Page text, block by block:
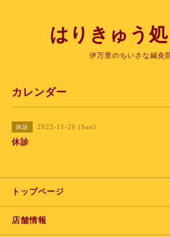
はりきゅう
伊万里のちいさな鍼灸
カレンダー
休診 2022-11-20 (Sun)
休診
トップページ
店舗情報